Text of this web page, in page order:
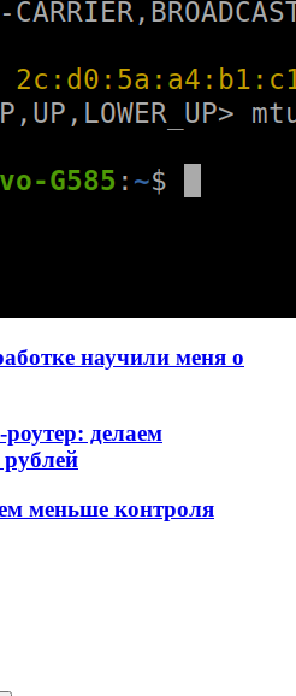
научили меня о
делаем
меньше контроля